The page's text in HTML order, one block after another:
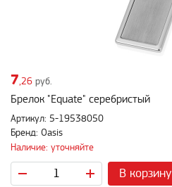
7,26 руб.
Брелок "Equate" серебристый
Артикул: 5-19538050
Бренд: Oasis
Наличие: уточняйте
В корзину